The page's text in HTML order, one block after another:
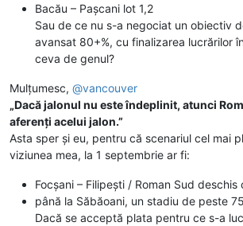
Bacău – Pașcani lot 1,2
Sau de ce nu s-a negociat un obiectiv
avansat 80+%, cu finalizarea lucrărilor
ceva de genul?
Mulțumesc, @vancouver
„Dacă jalonul nu este îndeplinit, atunci
aferenți acelui jalon.”
Asta sper și eu, pentru că scenariul cel mai
viziunea mea, la 1 septembrie ar fi:
Focșani – Filipești / Roman Sud deschis
până la Săbăoani, un stadiu de peste
Dacă se acceptă plata pentru ce s-a